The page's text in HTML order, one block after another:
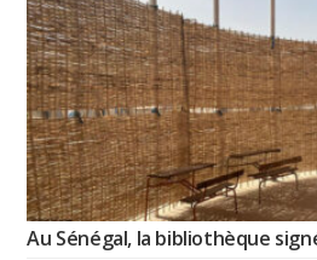
Au Sénégal, la bibliothèque